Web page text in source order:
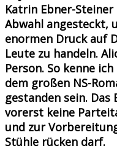
Katrin Ebner-
Abwahl angesteckt,
enormen Druck auf
Leute zu handeln.
Person. So kenne
dem großen NS-
gestanden sein. Das
vorerst keine
und zur
Stühle rücken darf.